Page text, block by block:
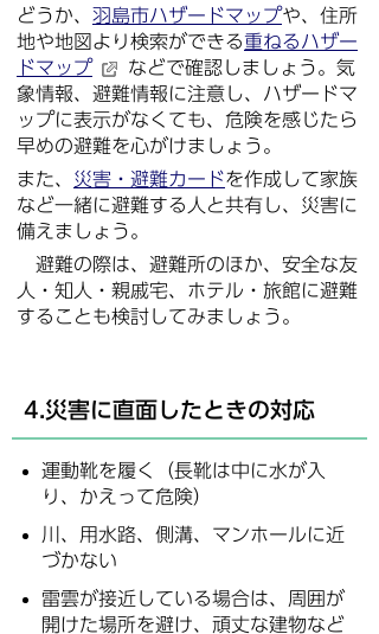
どうか、 羽島市ハザードマップや、住所
地や地図より検索ができる重ねるハザー
ドマップ
などで確認しましょう。気
象情報、避難情報に注意し、ハザードマ
ップに表示がなくても、危険を感じたら
早めの避難を心がけましょう。
また、 災害・避難カードを作成して家族
など一緒に避難する人と共有し、災害に
備えましょう。
避難の際は、避難所のほか、安全な友
人・知人・親戚宅、ホテル・旅館に避難
することも検討してみましょう。
4.災害に直面したときの対応
運動靴を履く（長靴は中に水が入
り、かえって危険）
川、用水路、側溝、マンホールに近
づかない
雷雲が接近している場合は、周囲が
開けた場所を避け、頑丈な建物など